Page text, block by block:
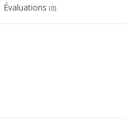
Évaluations (0)